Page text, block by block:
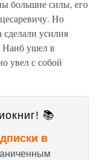
большие силы, его
Но
усилия
Наиб ушел в
увел с собой
📚
в